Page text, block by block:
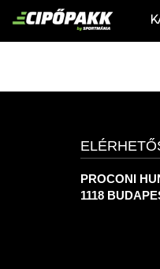
PROCONI
1118